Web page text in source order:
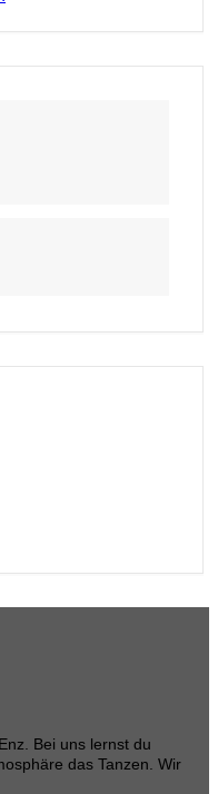
Bei uns lernst du
das Tanzen. Wir